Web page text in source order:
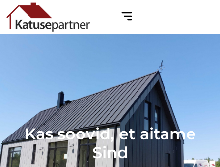
Kas soovid, et aitame
Sind